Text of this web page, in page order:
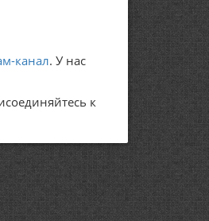
канал. У нас
к